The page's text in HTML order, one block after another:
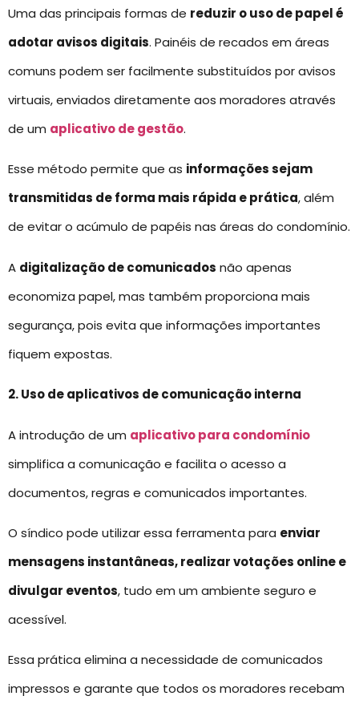
Uma das principais formas de reduzir o uso de papel é
adotar avisos digitais. Painéis de recados em áreas
comuns podem ser facilmente substituídos por avisos
virtuais, enviados diretamente aos moradores através
de um aplicativo de gestão.
Esse método permite que as informações sejam
transmitidas de forma mais rápida e prática, além
de evitar o acúmulo de papéis nas áreas do condomínio.
A digitalização de comunicados não apenas
economiza papel, mas também proporciona mais
segurança, pois evita que informações importantes
fiquem expostas.
2. Uso de aplicativos de comunicação interna
A introdução de um aplicativo para condomínio
simplifica a comunicação e facilita o acesso a
documentos, regras e comunicados importantes.
O síndico pode utilizar essa ferramenta para enviar
mensagens instantâneas, realizar votações online e
divulgar eventos, tudo em um ambiente seguro e
acessível.
Essa prática elimina a necessidade de comunicados
impressos e garante que todos os moradores recebam